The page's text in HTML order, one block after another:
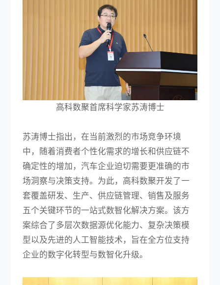
高科数聚首席科学家苏涛博士
苏涛博士指出，在当前激烈的市场竞争环境
中，随着消费者个性化需求的增长和供应链不
确定性的增加，汽车企业迫切需要更准确的市
场洞察与决策支持。为此，高科数聚开发了一
套覆盖研发、生产、供应链管理、销售及服务
五个关键环节的一站式数智化解决方案。该方
案综合了多层次数据源优化能力、复杂决策模
型以及先进的人工智能技术，旨在全方位支持
企业的数字化转型与数智化升级。